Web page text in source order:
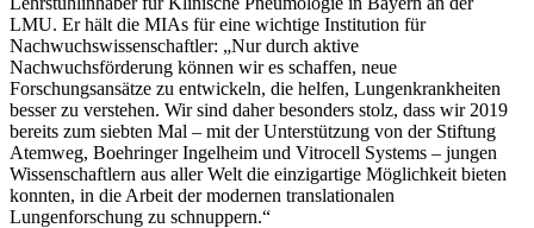
LMU. Er hält die MIAs für eine wichtige Institution für
Nachwuchswissenschaftler: „Nur durch aktive
Nachwuchsförderung können wir es schaffen, neue
Forschungsansätze zu entwickeln, die helfen, Lungenkrankheiten
besser zu verstehen. Wir sind daher besonders stolz, dass wir 2019
bereits zum siebten Mal – mit der Unterstützung von der Stiftung
Atemweg, Boehringer Ingelheim und Vitrocell Systems – jungen
Wissenschaftlern aus aller Welt die einzigartige Möglichkeit bieten
konnten, in die Arbeit der modernen translationalen
Lungenforschung zu schnuppern.“